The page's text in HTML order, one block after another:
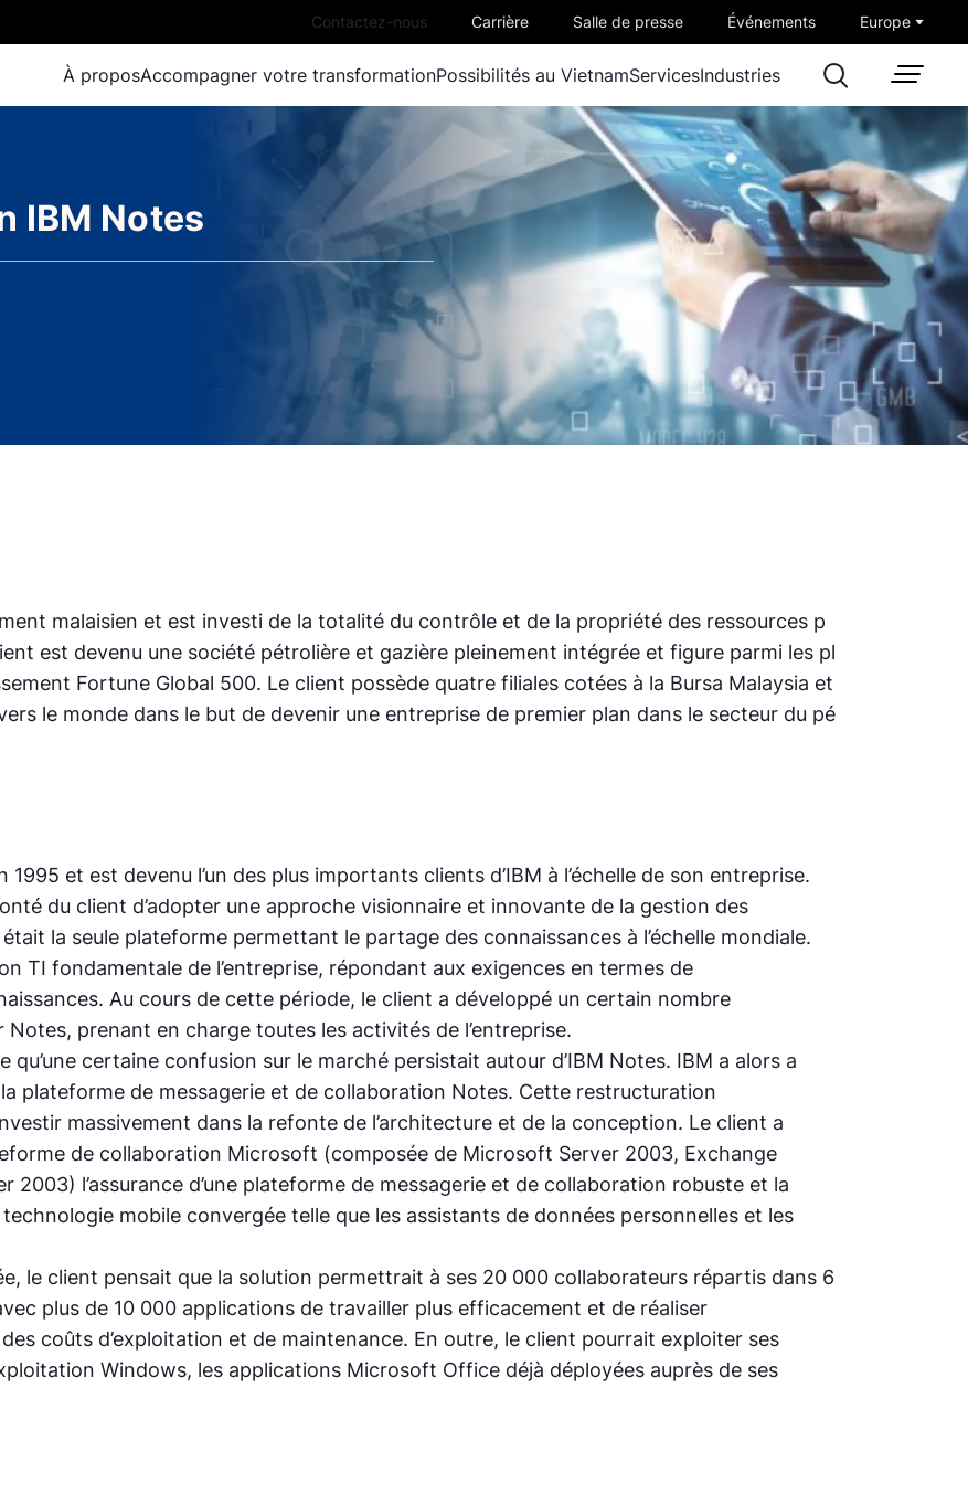
Contactez-nous Carrière Salle de presse Événements Europe
À proposAccompagner votre transformationPossibilités au VietnamServicesIndustries
IBM Notes
malaisien et est investi de la totalité du contrôle et de la propriété des ressources p
est devenu une société pétrolière et gazière pleinement intégrée et figure parmi les pl
Fortune Global 500. Le client possède quatre filiales cotées à la Bursa Malaysia et
le monde dans le but de devenir une entreprise de premier plan dans le secteur du pé
et est devenu l’un des plus importants clients d’IBM à l’échelle de son entreprise.
du client d’adopter une approche visionnaire et innovante de la gestion des
la seule plateforme permettant le partage des connaissances à l’échelle mondiale.
TI fondamentale de l’entreprise, répondant aux exigences en termes de
Au cours de cette période, le client a développé un certain nombre
Notes, prenant en charge toutes les activités de l’entreprise.
qu’une certaine confusion sur le marché persistait autour d’IBM Notes. IBM a alors a
plateforme de messagerie et de collaboration Notes. Cette restructuration
massivement dans la refonte de l’architecture et de la conception. Le client a
de collaboration Microsoft (composée de Microsoft Server 2003, Exchange
2003) l’assurance d’une plateforme de messagerie et de collaboration robuste et la
mobile convergée telle que les assistants de données personnelles et les
le client pensait que la solution permettrait à ses 20 000 collaborateurs répartis dans 6
plus de 10 000 applications de travailler plus efficacement et de réaliser
coûts d’exploitation et de maintenance. En outre, le client pourrait exploiter ses
Windows, les applications Microsoft Office déjà déployées auprès de ses